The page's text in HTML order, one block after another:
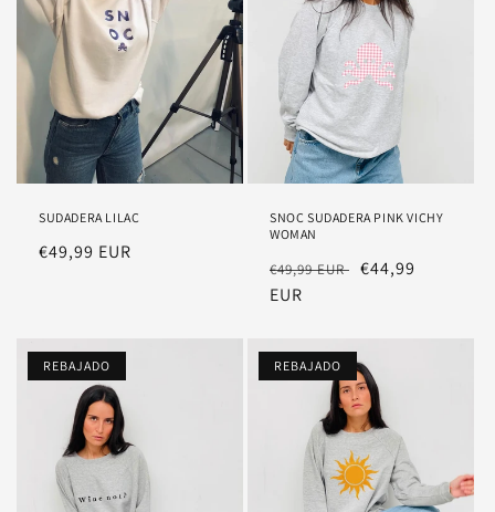
SUDADERA LILAC
Precio
€49,99 EUR
SNOC SUDADERA PINK VICHY
WOMAN
Precio
habitual
€49,99 EUR Precio
€44,99
EUR
REBAJADO REBAJADO